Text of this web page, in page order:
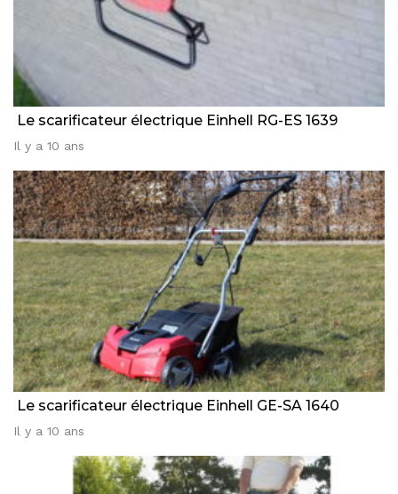
Le scarificateur électrique Einhell RG-ES 1639
Il y a 10 ans
Le scarificateur électrique Einhell GE-SA 1640
Il y a 10 ans